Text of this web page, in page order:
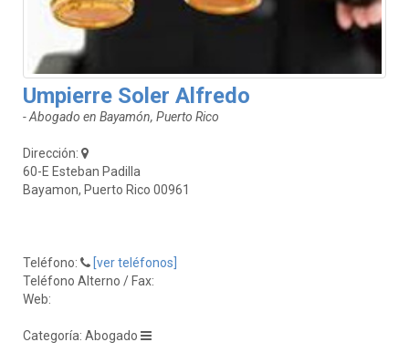
Umpierre Soler Alfredo
- Abogado en Bayamón, Puerto Rico
Dirección:
60-E Esteban Padilla
Bayamon, Puerto Rico 00961
Teléfono:
[ver teléfonos]
Teléfono Alterno / Fax:
Web:
Categoría: Abogado